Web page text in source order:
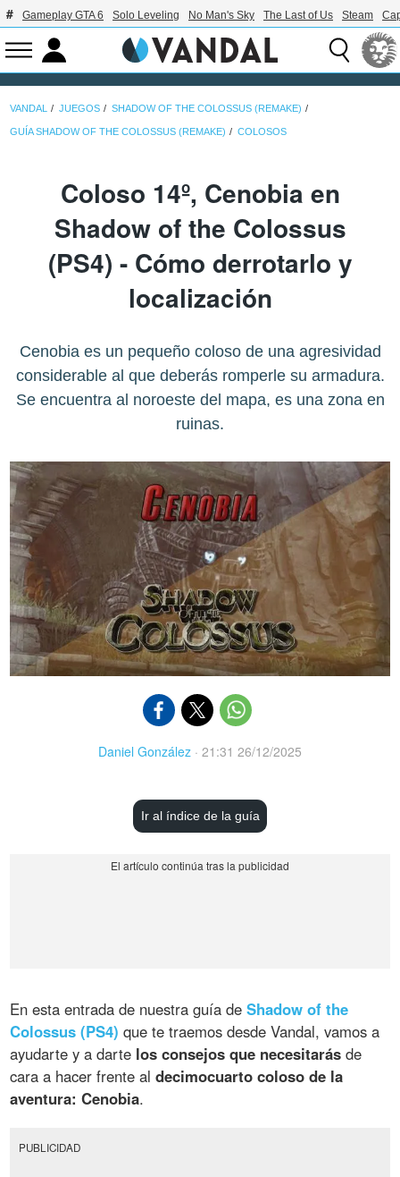
Gameplay GTA 6 Solo Leveling No Man's Sky The Last of Us Steam
VANDAL JUEGOS SHADOW OF THE COLOSSUS (REMAKE)
GUÍA SHADOW OF THE COLOSSUS (REMAKE) COLOSOS
Coloso 14º, Cenobia en
Shadow of the Colossus
(PS4) - Cómo derrotarlo y
localización
Cenobia es un pequeño coloso de una agresividad
considerable al que deberás romperle su armadura.
Se encuentra al noroeste del mapa, es una zona en
ruinas.
Daniel González · 21:31 26/12/2025
Ir al índice de la guía
En esta entrada de nuestra guía deShadow of the
Colossus (PS4) que te traemos desde Vandal, vamos a
ayudarte y a darte los consejos que necesitarás de
cara a hacer frente aldecimocuarto coloso de la
aventura: Cenobia.
PUBLICIDAD